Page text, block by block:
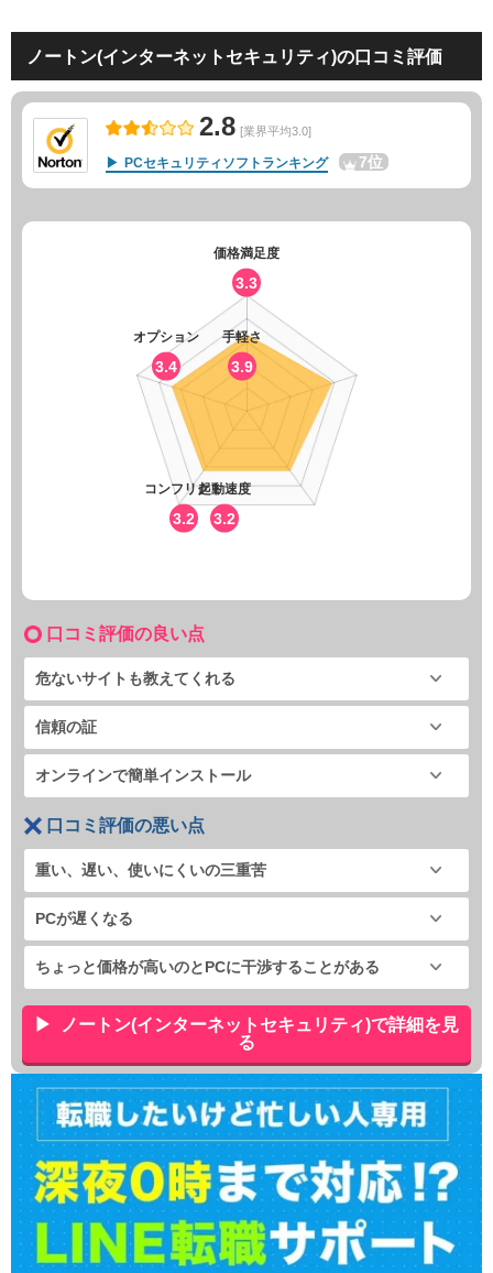
ノートン(インターネットセキュリティ)の口コミ評価
2.8 [業界平均3.0]
PCセキュリティソフトランキング 7位
価格満足度
3.3
手軽さ
3.9
起動速度
3.2
コンフリクト
3.2
オプション
3.4
口コミ評価の良い点
危ないサイトも教えてくれる
信頼の証
オンラインで簡単インストール
口コミ評価の悪い点
重い、遅い、使いにくいの三重苦
PCが遅くなる
ちょっと価格が高いのとPCに干渉することがある
ノートン(インターネットセキュリティ)で詳細を見
る